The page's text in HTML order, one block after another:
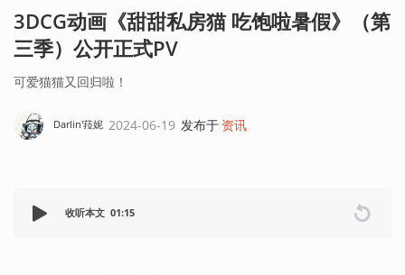
3DCG动画《甜甜私房猫 吃饱啦暑假》（第
三季）公开正式PV
可爱猫猫又回归啦！
Darlin'菈妮 2024-06-19 发布于 资讯
收听本文 01:15